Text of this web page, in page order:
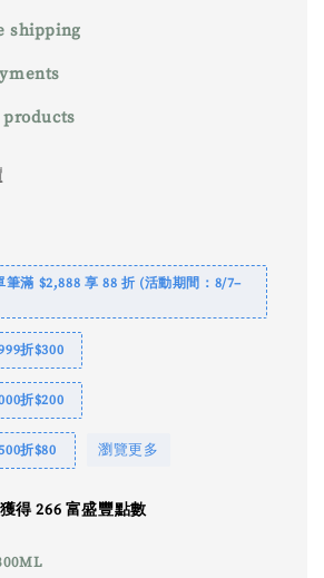
shipping
筆滿 $2,888 享 88 折 (活動期間：8/7–
折$300
折$200
折$80 瀏覽更多
得 266 富盛豐點數